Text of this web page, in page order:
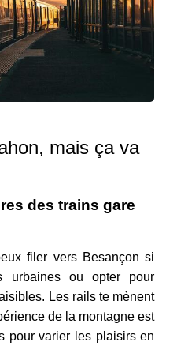
mais ça va
des trains gare
filer vers Besançon si
urbaines ou opter pour
Les rails te mènent
de la montagne est
pour varier les plaisirs en